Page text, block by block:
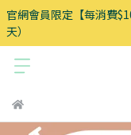
官網會員限定【每消費
天）